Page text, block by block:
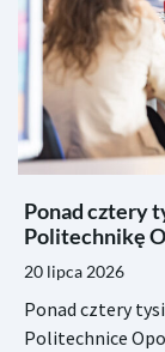
Ponad cztery
Politechnikę
20 lipca 2026
Ponad cztery
Politechnice